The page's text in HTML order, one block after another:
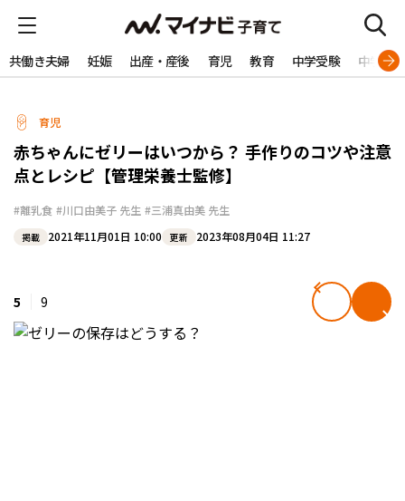
共働き夫婦 妊娠 出産・産後 育児 教育 中学受験 中学生
育児
赤ちゃんにゼリーはいつから？ 手作りのコツや注意
点とレシピ【管理栄養士監修】
#離乳食 #川口由美子 先生 #三浦真由美 先生
掲載 2021年11月01日 10:00 更新 2023年08月04日 11:27
5 9